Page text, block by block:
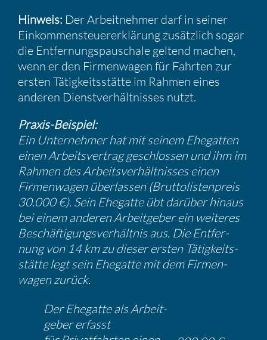
Hinweis: Der Arbeit­nehmer darf in seiner
Einkom­men­steu­er­erklä­rung zusätz­lich sogar
die Entfer­nungs­pau­schale geltend machen,
wenn er den Firmen­wagen für Fahrten zur
ersten Tätig­keits­stätte im Rahmen eines
anderen Dienst­ver­hält­nisses nutzt.
Praxis-Beispiel:
Ein Unter­nehmer hat mit seinem Ehegatten
einen Arbeits­ver­trag geschlossen und ihm im
Rahmen des Arbeits­ver­hält­nisses einen
Firmen­wagen überlassen (Brutto­lis­ten­preis
30.000 €). Sein Ehegatte übt darüber hinaus
bei einem anderen Arbeit­geber ein weiteres
Beschäf­ti­gungs­ver­hältnis aus. Die Entfer­
nung von 14 km zu dieser ersten Tätig­keits­
stätte legt sein Ehegatte mit dem Firmen­
wagen zurück.
Der Ehegatte als Arbeit­
geber erfasst